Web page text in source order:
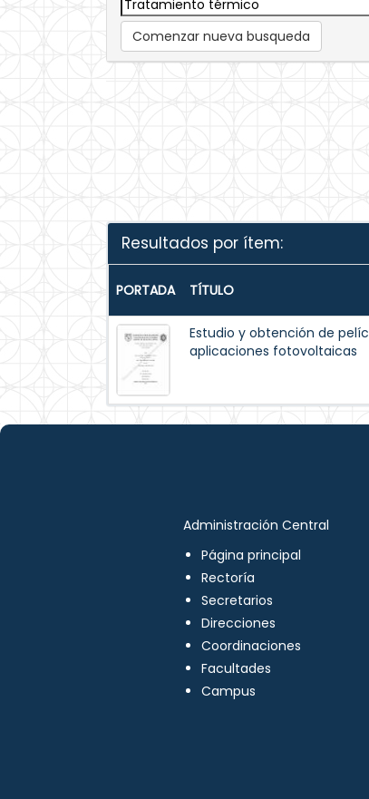
Comenzar nueva busqueda
Resultados por ítem:
PORTADA TÍTULO
Estudio y obtención de
aplicaciones fotovoltaicas
Administración Central
Página principal
Rectoría
Secretarios
Direcciones
Coordinaciones
Facultades
Campus